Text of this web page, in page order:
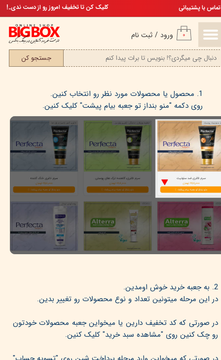
ورود / ثبت نام
حساب کاربری من
تغییر گذر واژه
سفارشات
خروج از حساب کاربری
۰
جستجو کن
تخفیف ویژه، برای مامان خوشگلمکلیک کن تا تخفیف امروز رو از دست ندی..! تماس با پشتیبانی
1. محصول یا محصولات مورد نظر رو انتخاب کنین.
روی دکمه "منو بنداز تو جعبه بیام پیشت" کلیک کنین.
2. به جعبه خرید خوش اومدین.
در این مرحله میتونین تعداد و نوع محصولات رو تغییر بدین.
در صورتی که کد تخفیف دارین یا میخواین جعبه محصولات خودتون
رو چک کنین روی "مشاهده سبد خرید" کلیک کنین.